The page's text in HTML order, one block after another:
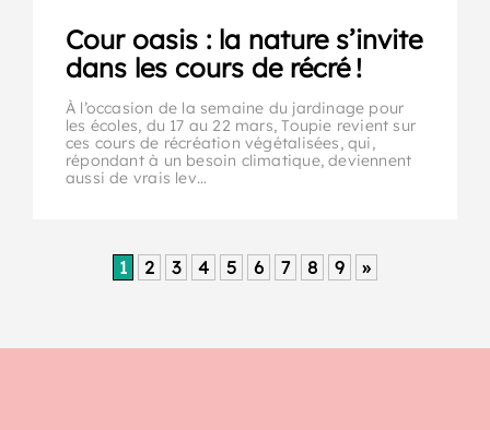
Cour oasis : la nature s’invite
dans les cours de récré !
À l’occasion de la semaine du jardinage pour
les écoles, du 17 au 22 mars, Toupie revient sur
ces cours de récréation végétalisées, qui,
répondant à un besoin climatique, deviennent
aussi de vrais lev…
1 2 3 4 5 6 7 8 9 »